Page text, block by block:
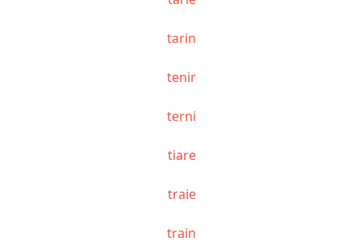
tarin
tenir
terni
tiare
traie
train